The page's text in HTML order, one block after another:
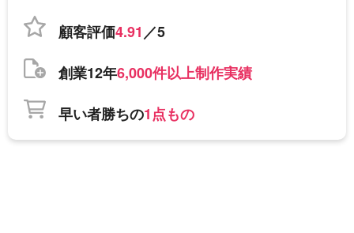
顧客評価4.91／5
創業12年6,000件以上制作実績
早い者勝ちの1点もの